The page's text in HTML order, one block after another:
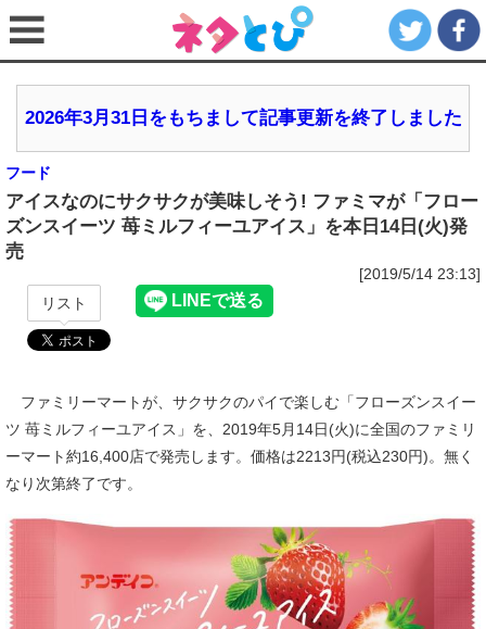
2026年3月31日をもちまして記事更新を終了しました
フード
アイスなのにサクサクが美味しそう! ファミマが「フロー
ズンスイーツ 苺ミルフィーユアイス」を本日14日(火)発
売
[2019/5/14 23:13]
リスト
ファミリーマートが、サクサクのパイで楽しむ「フローズンスイー
ツ 苺ミルフィーユアイス」を、2019年5月14日(火)に全国のファミリ
ーマート約16,400店で発売します。価格は2213円(税込230円)。無く
なり次第終了です。